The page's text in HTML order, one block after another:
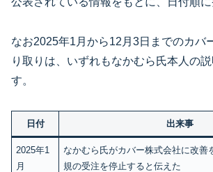
なお2025年1月から12月3日までのカバ
り取りは、いずれもなかむら氏本人の
す。
日付 出来事
2025年1
月
なかむら氏がカバー株式会社に改善
規の受注を停止すると伝えた